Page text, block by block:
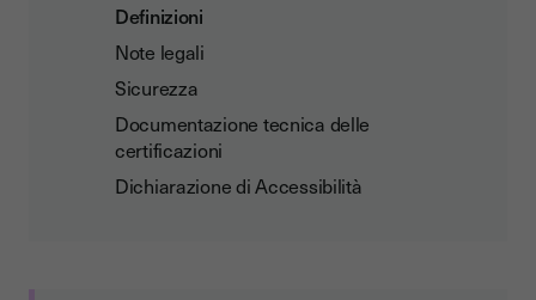
Definizioni
Note legali
Sicurezza
Documentazione tecnica delle
certificazioni
Dichiarazione di Accessibilità